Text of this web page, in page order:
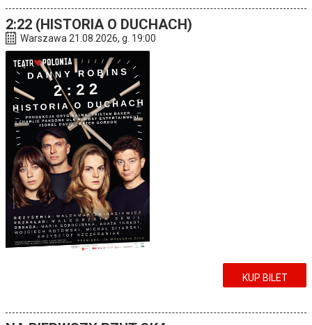
2:22 (HISTORIA O DUCHACH)
Warszawa 21.08.2026, g. 19:00
KUP BILET